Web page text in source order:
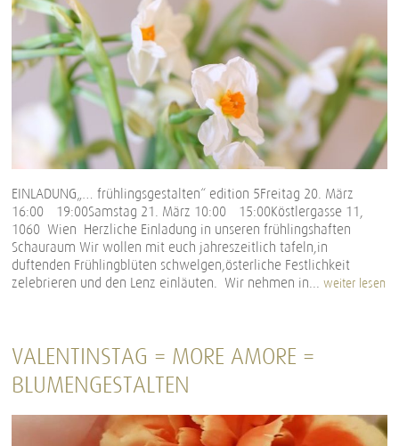
EINLADUNG„… frühlingsgestalten“ edition 5Freitag 20. März
16:00 – 19:00Samstag 21. März 10:00 – 15:00Köstlergasse 11,
1060 Wien Herzliche Einladung in unseren frühlingshaften
Schauraum Wir wollen mit euch jahreszeitlich tafeln,in
duftenden Frühlingblüten schwelgen,österliche Festlichkeit
zelebrieren und den Lenz einläuten. Wir nehmen in...weiter lesen
VALENTINSTAG = MORE AMORE =
BLUMENGESTALTEN